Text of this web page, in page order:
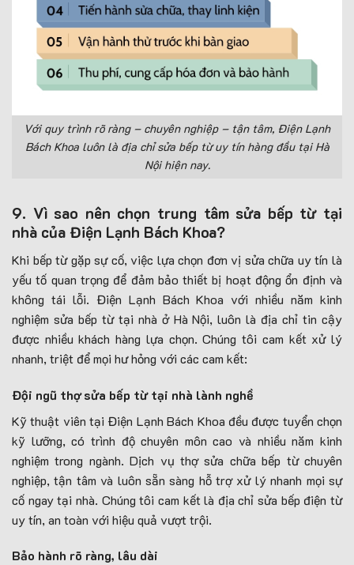
Với quy trình rõ ràng – chuyên nghiệp – tận tâm, Điện Lạnh
Bách Khoa luôn là địa chỉ sửa bếp từ uy tín hàng đầu tại Hà
Nội hiện nay.
9. Vì sao nên chọn trung tâm sửa bếp từ tại
nhà của Điện Lạnh Bách Khoa?
Khi bếp từ gặp sự cố, việc lựa chọn đơn vị sửa chữa uy tín là
yếu tố quan trọng để đảm bảo thiết bị hoạt động ổn định và
không tái lỗi. Điện Lạnh Bách Khoa với nhiều năm kinh
nghiệm sửa bếp từ tại nhà ở Hà Nội, luôn là địa chỉ tin cậy
được nhiều khách hàng lựa chọn. Chúng tôi cam kết xử lý
nhanh, triệt để mọi hư hỏng với các cam kết:
Đội ngũ thợ sửa bếp từ tại nhà lành nghề
Kỹ thuật viên tại Điện Lạnh Bách Khoa đều được tuyển chọn
kỹ lưỡng, có trình độ chuyên môn cao và nhiều năm kinh
nghiệm trong ngành. Dịch vụ thợ sửa chữa bếp từ chuyên
nghiệp, tận tâm và luôn sẵn sàng hỗ trợ xử lý nhanh mọi sự
cố ngay tại nhà. Chúng tôi cam kết là địa chỉ sửa bếp điện từ
uy tín, an toàn với hiệu quả vượt trội.
Bảo hành rõ ràng, lâu dài